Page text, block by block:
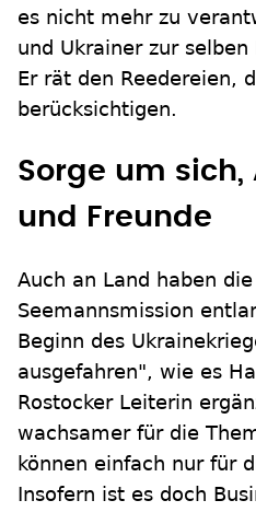
es nicht mehr zu
und Ukrainer zur
Er rät den Reedereien,
berücksichtigen.
Sorge um sich,
und Freunde
Auch an Land haben
Seemannsmission
Beginn des
ausgefahren", wie es
Rostocker Leiterin
wachsamer für die
können einfach nur für
Insofern ist es doch